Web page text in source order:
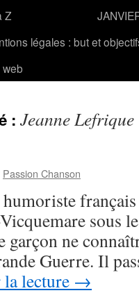
Z
légales : but et
: Jeanne Lefrique
Passion Chanson
humoriste
sous
ne
Guerre. Il
lecture →